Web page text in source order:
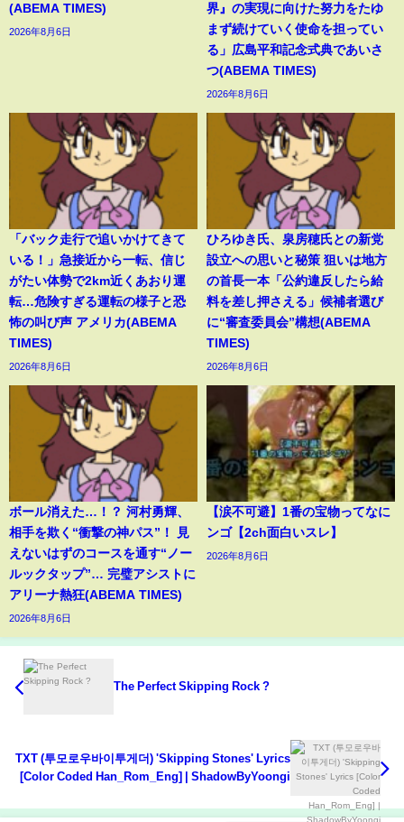
(ABEMA TIMES)
2026年8月6日
界』の実現に向けた努力をたゆ
まず続けていく使命を担ってい
る」広島平和記念式典であいさ
つ(ABEMA TIMES)
2026年8月6日
「バック走行で追いかけてきて
いる！」急接近から一転、信じ
がたい体勢で2km近くあおり運
転…危険すぎる運転の様子と恐
怖の叫び声 アメリカ(ABEMA
TIMES)
2026年8月6日
ひろゆき氏、泉房穂氏との新党
設立への思いと秘策 狙いは地方
の首長一本「公約違反したら給
料を差し押さえる」候補者選び
に“審査委員会”構想(ABEMA
TIMES)
2026年8月6日
ボール消えた…！？ 河村勇輝、
相手を欺く“衝撃の神パス”！ 見
えないはずのコースを通す“ノー
ルックタップ”… 完璧アシストに
アリーナ熱狂(ABEMA TIMES)
2026年8月6日
【涙不可避】1番の宝物ってなに
ンゴ【2ch面白いスレ】
2026年8月6日
The Perfect Skipping Rock ?
TXT (투모로우바이투게더) 'Skipping Stones' Lyrics
[Color Coded Han_Rom_Eng] | ShadowByYoongi